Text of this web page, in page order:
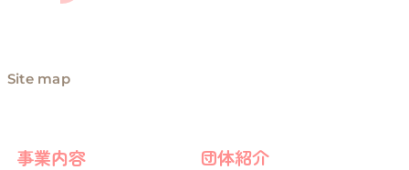
Site map
事業内容 団体紹介